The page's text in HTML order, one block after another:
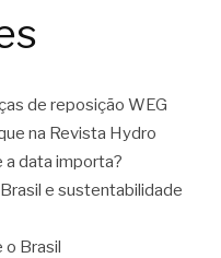
de reposição WEG
na Revista Hydro
a data importa?
e sustentabilidade
o Brasil